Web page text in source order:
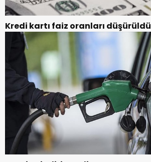
Kredi kartı faiz oranları düşürüldü